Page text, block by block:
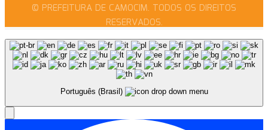
© PREFEITURA DE CAMOCIM. TODOS OS DIREITOS
RESERVADOS.
Português (Brasil)